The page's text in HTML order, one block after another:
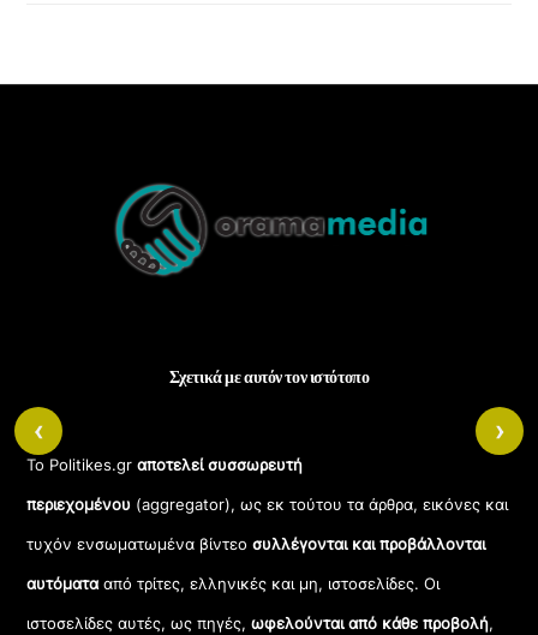
Top
Σχετικά με αυτόν τον ιστότοπο
Το Politikes.grαποτελεί συσσωρευτή
περιεχομένου (aggregator), ως εκ τούτου τα άρθρα, εικόνες και
τυχόν ενσωματωμένα βίντεοσυλλέγονται και προβάλλονται
αυτόματααπό τρίτες, ελληνικές και μη, ιστοσελίδες. Οι
ιστοσελίδες αυτές, ως πηγές,ωφελούνται από κάθε προβολή,
‹ ›